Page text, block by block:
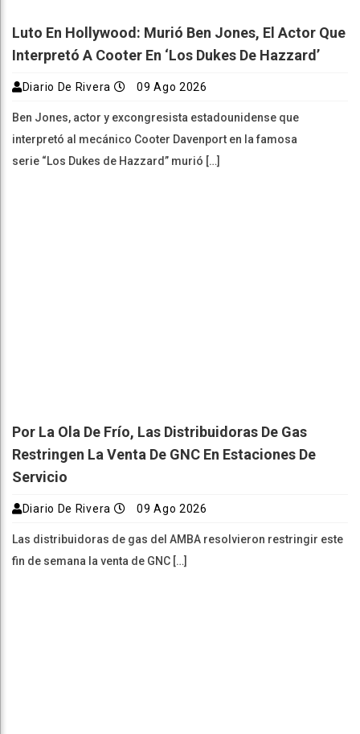
Luto En Hollywood: Murió Ben Jones, El Actor Que
Interpretó A Cooter En ‘Los Dukes De Hazzard’
Diario De Rivera 09 Ago 2026
Ben Jones, actor y excongresista estadounidense que
interpretó al mecánico Cooter Davenport en la famosa
serie “Los Dukes de Hazzard” murió […]
Por La Ola De Frío, Las Distribuidoras De Gas
Restringen La Venta De GNC En Estaciones De
Servicio
Diario De Rivera 09 Ago 2026
Las distribuidoras de gas del AMBA resolvieron restringir este
fin de semana la venta de GNC […]